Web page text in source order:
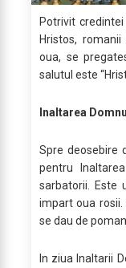
Potrivit
Hristos,
oua, se
salutul este
Inaltarea
Spre deosebire
pentru
sarbatorii. Este
impart oua rosii.
se dau de
In ziua Inaltarii